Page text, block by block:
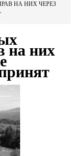
НА НИХ ЧЕРЕЗ
на них